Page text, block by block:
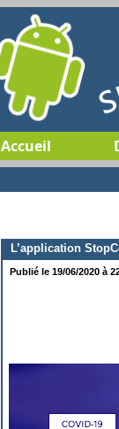
Accueil
L’application
Publié le 19/06/2020 à